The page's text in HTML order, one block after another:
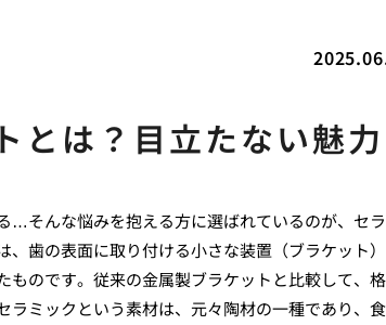
とは？目立たない魅力
…そんな悩みを抱える方に選ばれているのが、セ
歯の表面に取り付ける小さな装置（ブラケット
のです。従来の金属製ブラケットと比較して、
ミックという素材は、元々陶材の一種であり、